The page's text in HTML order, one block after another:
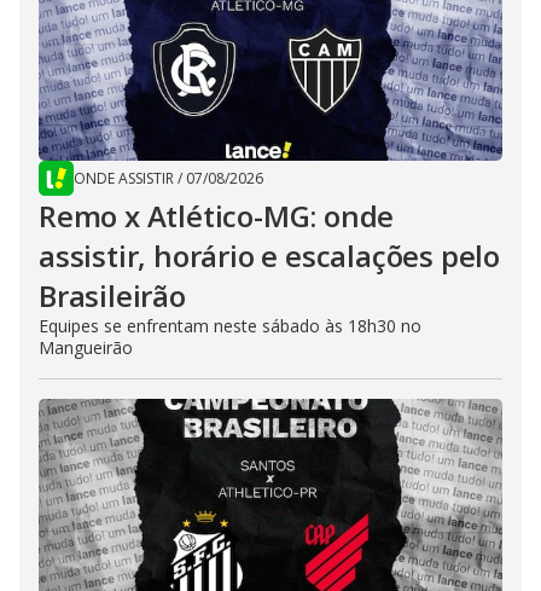
ONDE ASSISTIR/ 07/08/2026
Remo x Atlético-MG: onde
assistir, horário e escalações pelo
Brasileirão
Equipes se enfrentam neste sábado às 18h30 no
Mangueirão